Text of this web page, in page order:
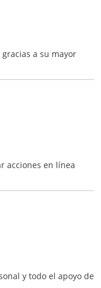
a su mayor
acciones en línea
y todo el apoyo de